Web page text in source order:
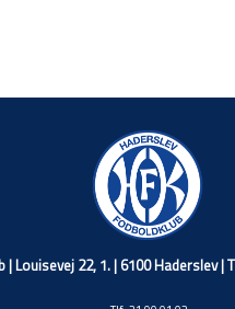
Louisevej 22, 1. | 6100 Haderslev |